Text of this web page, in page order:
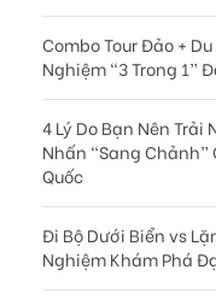
Combo Tour Đảo +
Nghiệm “3 Trong 1”
4 Lý Do Bạn Nên
Nhấn “Sang Chảnh”
Quốc
Đi Bộ Dưới Biển vs
Nghiệm Khám Phá